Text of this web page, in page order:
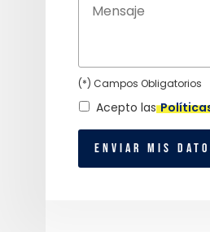
(*) Campos Obligatorios
Acepto las